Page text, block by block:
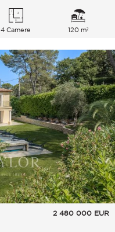
4 Camere 120 m²
2 480 000 EUR